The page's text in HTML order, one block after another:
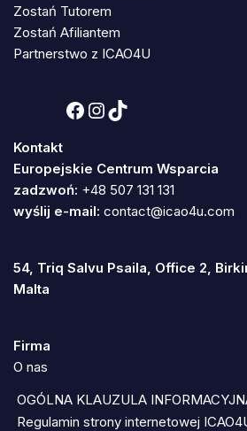
Zostań Tutorem
Zostań Afiliantem
Partnerstwo z ICAO4U
Kontakt
Europejskie Centrum Wsparcia
zadzwoń: +48 507 131 131
wyślij e-mail: contact@icao4u.com
54, Triq Salvu Psaila, Office 2,
Malta
Firma
O nas
OGÓLNA KLAUZULA
Regulamin strony internetowej